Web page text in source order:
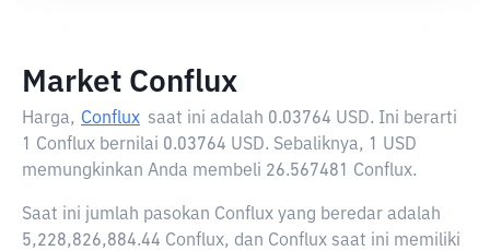
Market Conflux
Harga, Conflux saat ini adalah 0.03764 USD. Ini berarti
1 Conflux bernilai 0.03764 USD. Sebaliknya, 1 USD
memungkinkan Anda membeli 26.567481 Conflux.
Saat ini jumlah pasokan Conflux yang beredar adalah
5,228,826,884.44 Conflux, dan Conflux saat ini memiliki